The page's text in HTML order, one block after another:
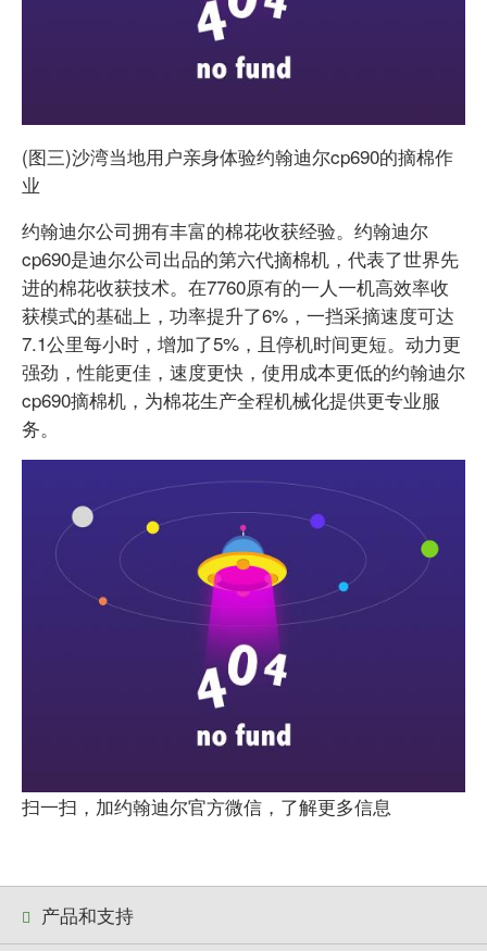
(图三)沙湾当地用户亲身体验约翰迪尔cp690的摘棉作
业
约翰迪尔公司拥有丰富的棉花收获经验。约翰迪尔
cp690是迪尔公司出品的第六代摘棉机，代表了世界先
进的棉花收获技术。在7760原有的一人一机高效率收
获模式的基础上，功率提升了6%，一挡采摘速度可达
7.1公里每小时，增加了5%，且停机时间更短。动力更
强劲，性能更佳，速度更快，使用成本更低的约翰迪尔
cp690摘棉机，为棉花生产全程机械化提供更专业服
务。
扫一扫，加约翰迪尔官方微信，了解更多信息
产品和支持